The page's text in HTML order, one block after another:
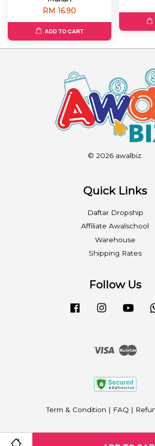
RM 16.90
ADD TO CART
© 2026 awalbiz.
Quick Links
Daftar Dropship
Affiliate Awalschool
Warehouse
Shipping Rates
Follow Us
FacebookInstagram
Visa
Term & Condition | FAQ |